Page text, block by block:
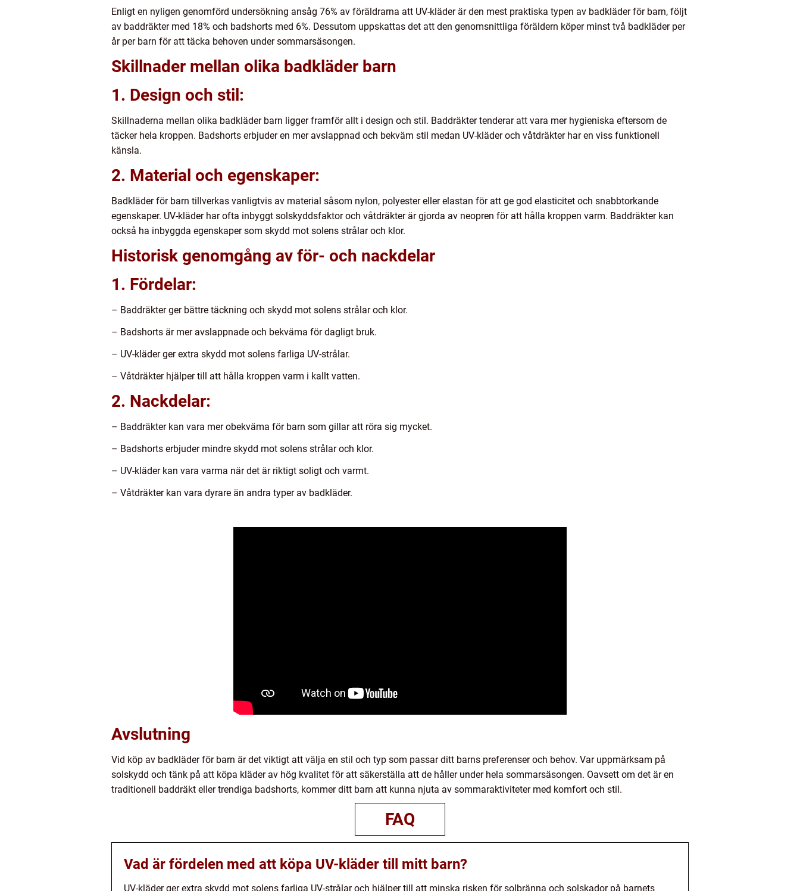
Enligt en nyligen genomförd undersökning ansåg 76% av föräldrarna att UV-kläder är den mest praktiska typen av badkläder för barn, följt
av baddräkter med 18% och badshorts med 6%. Dessutom uppskattas det att den genomsnittliga föräldern köper minst två badkläder per
år per barn för att täcka behoven under sommarsäsongen.
Skillnader mellan olika badkläder barn
1. Design och stil:
Skillnaderna mellan olika badkläder barn ligger framför allt i design och stil. Baddräkter tenderar att vara mer hygieniska eftersom de
täcker hela kroppen. Badshorts erbjuder en mer avslappnad och bekväm stil medan UV-kläder och våtdräkter har en viss funktionell
känsla.
2. Material och egenskaper:
Badkläder för barn tillverkas vanligtvis av material såsom nylon, polyester eller elastan för att ge god elasticitet och snabbtorkande
egenskaper. UV-kläder har ofta inbyggt solskyddsfaktor och våtdräkter är gjorda av neopren för att hålla kroppen varm. Baddräkter kan
också ha inbyggda egenskaper som skydd mot solens strålar och klor.
Historisk genomgång av för- och nackdelar
1. Fördelar:
– Baddräkter ger bättre täckning och skydd mot solens strålar och klor.
– Badshorts är mer avslappnade och bekväma för dagligt bruk.
– UV-kläder ger extra skydd mot solens farliga UV-strålar.
– Våtdräkter hjälper till att hålla kroppen varm i kallt vatten.
2. Nackdelar:
– Baddräkter kan vara mer obekväma för barn som gillar att röra sig mycket.
– Badshorts erbjuder mindre skydd mot solens strålar och klor.
– UV-kläder kan vara varma när det är riktigt soligt och varmt.
– Våtdräkter kan vara dyrare än andra typer av badkläder.
Avslutning
Vid köp av badkläder för barn är det viktigt att välja en stil och typ som passar ditt barns preferenser och behov. Var uppmärksam på
solskydd och tänk på att köpa kläder av hög kvalitet för att säkerställa att de håller under hela sommarsäsongen. Oavsett om det är en
traditionell baddräkt eller trendiga badshorts, kommer ditt barn att kunna njuta av sommaraktiviteter med komfort och stil.
FAQ
Vad är fördelen med att köpa UV-kläder till mitt barn?
UV-kläder ger extra skydd mot solens farliga UV-strålar och hjälper till att minska risken för solbränna och solskador på barnets